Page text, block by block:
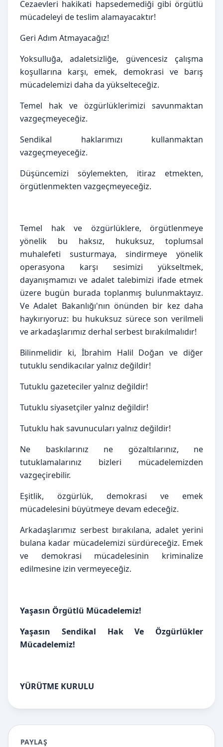
Cezaevleri hakikati hapsedemediği gibi örgütlü
mücadeleyi de teslim alamayacaktır!
Geri Adım Atmayacağız!
Yoksulluğa, adaletsizliğe, güvencesiz çalışma
koşullarına karşı, emek, demokrasi ve barış
mücadelemizi daha da yükselteceğiz.
Temel hak ve özgürlüklerimizi savunmaktan
vazgeçmeyeceğiz.
Sendikal haklarımızı kullanmaktan
vazgeçmeyeceğiz.
Düşüncemizi söylemekten, itiraz etmekten,
örgütlenmekten vazgeçmeyeceğiz.
Temel hak ve özgürlüklere, örgütlenmeye
yönelik bu haksız, hukuksuz, toplumsal
muhalefeti susturmaya, sindirmeye yönelik
operasyona karşı sesimizi yükseltmek,
dayanışmamızı ve adalet talebimizi ifade etmek
üzere bugün burada toplanmış bulunmaktayız.
Ve Adalet Bakanlığı'nın önünden bir kez daha
haykırıyoruz: bu hukuksuz sürece son verilmeli
ve arkadaşlarımız derhal serbest bırakılmalıdır!
Bilinmelidir ki, İbrahim Halil Doğan ve diğer
tutuklu sendikacılar yalnız değildir!
Tutuklu gazeteciler yalnız değildir!
Tutuklu siyasetçiler yalnız değildir!
Tutuklu hak savunucuları yalnız değildir!
Ne baskılarınız ne gözaltılarınız, ne
tutuklamalarınız bizleri mücadelemizden
vazgeçirebilir.
Eşitlik, özgürlük, demokrasi ve emek
mücadelesini büyütmeye devam edeceğiz.
Arkadaşlarımız serbest bırakılana, adalet yerini
bulana kadar mücadelemizi sürdüreceğiz. Emek
ve demokrasi mücadelesinin kriminalize
edilmesine izin vermeyeceğiz.
Yaşasın Örgütlü Mücadelemiz!
Yaşasın Sendikal Hak Ve Özgürlükler
Mücadelemiz!
YÜRÜTME KURULU
PAYLAŞ